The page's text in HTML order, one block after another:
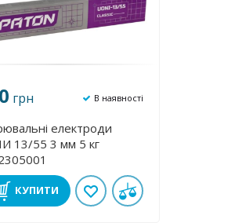
грн В наявності
електроди
13/55 3 мм 5 кг
КУПИТИ